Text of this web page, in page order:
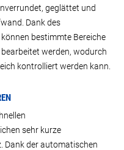
geglättet und
Dank des
bestimmte Bereiche
werden, wodurch
kontrolliert werden kann.
sehr kurze
Dank der automatischen